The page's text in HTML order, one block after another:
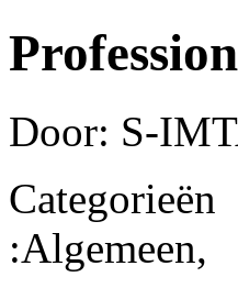
Door: S-
Categorieën
:Algemeen,